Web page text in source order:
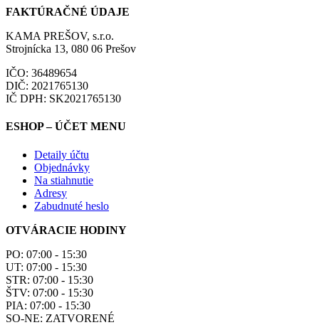
FAKTÚRAČNÉ ÚDAJE
KAMA PREŠOV, s.r.o.
Strojnícka 13, 080 06 Prešov
IČO: 36489654
DIČ: 2021765130
IČ DPH: SK2021765130
ESHOP – ÚČET MENU
Detaily účtu
Objednávky
Na stiahnutie
Adresy
Zabudnuté heslo
OTVÁRACIE HODINY
PO: 07:00 - 15:30
UT: 07:00 - 15:30
STR: 07:00 - 15:30
ŠTV: 07:00 - 15:30
PIA: 07:00 - 15:30
SO-NE: ZATVORENÉ